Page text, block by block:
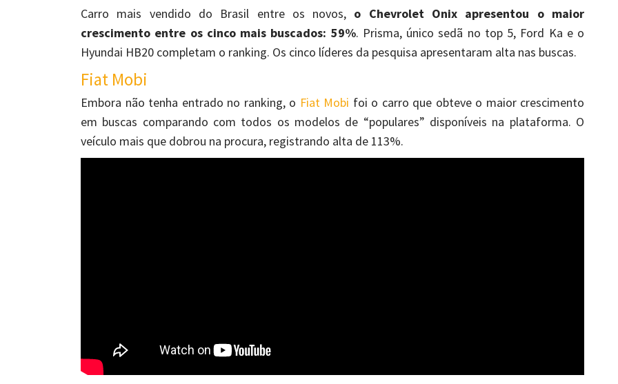
Carro mais vendido do Brasil entre os novos, o Chevrolet Onix apresentou o maior
crescimento entre os cinco mais buscados: 59%. Prisma, único sedã no top 5, Ford Ka e o
Hyundai HB20 completam o ranking. Os cinco líderes da pesquisa apresentaram alta nas buscas.
Fiat Mobi
Embora não tenha entrado no ranking, o Fiat Mobi foi o carro que obteve o maior crescimento
em buscas comparando com todos os modelos de “populares” disponíveis na plataforma. O
veículo mais que dobrou na procura, registrando alta de 113%.